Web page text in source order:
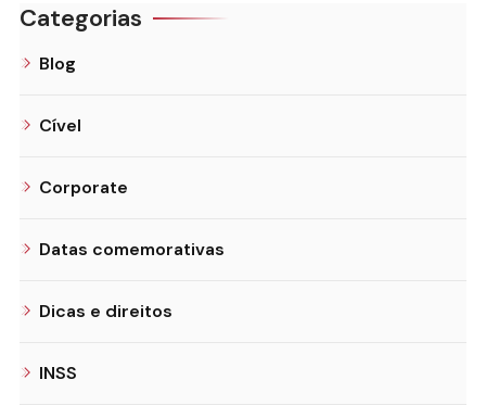
Categorias
Blog
Cível
Corporate
Datas comemorativas
Dicas e direitos
INSS